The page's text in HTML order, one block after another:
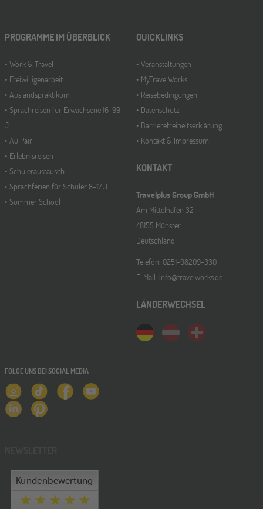
PROGRAMME IM ÜBERBLICK
Work & Travel
Freiwilligenarbeit
Auslandspraktikum
Sprachreisen für Erwachsene 16-99
J.
Au Pair
Erlebnisreisen
Schüleraustausch
Sprachferien für Schüler 8-17 J.
Summer School
QUICKLINKS
Veranstaltungen
MyTravelWorks
Reisebedingungen
Datenschutz
Barrierefreiheitserklärung
Kontakt & Impressum
KONTAKT
Travelplus Group GmbH
Am Mittelhafen 32
48155 Münster
Deutschland
Telefon: 0251-98209-330
E-Mail: info@travelworks.de
LÄNDERWECHSEL
FOLGE UNS BEI SOCIAL MEDIA